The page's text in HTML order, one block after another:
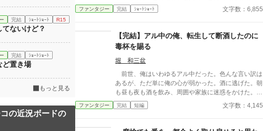
遣ってくれているのだ。 視界の先には 私の婚約者と
義弟の婚約者が見つめ合っている姿があった。
ファンタジー 完結 ｼｮｰﾄｼｮｰﾄ 文字数：6,855
【完結】アル中の俺、転生して断酒したのに
毒杯を賜る
堀 和三盆
前世、俺はいわゆるアル中だった。色んな言い訳は
あるが、ただ単に俺の心が弱かった。酒に逃げた。朝
も昼も夜も酒を飲み、周囲や家族に迷惑をかけた。だ
から。転生した俺は決意した。今世では決して酒は飲
まない、と。 それなのに、まさか無実の罪で毒杯
ファンタジー 完結 短編 文字数：4,145
完結 ｼｮｰﾄｼｮｰﾄ R15
ないけど？
完結 ｼｮｰﾄｼｮｰﾄ
置き場
もっと見る
の近況ボードの